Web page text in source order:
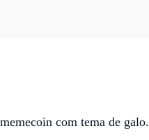
com tema de galo.